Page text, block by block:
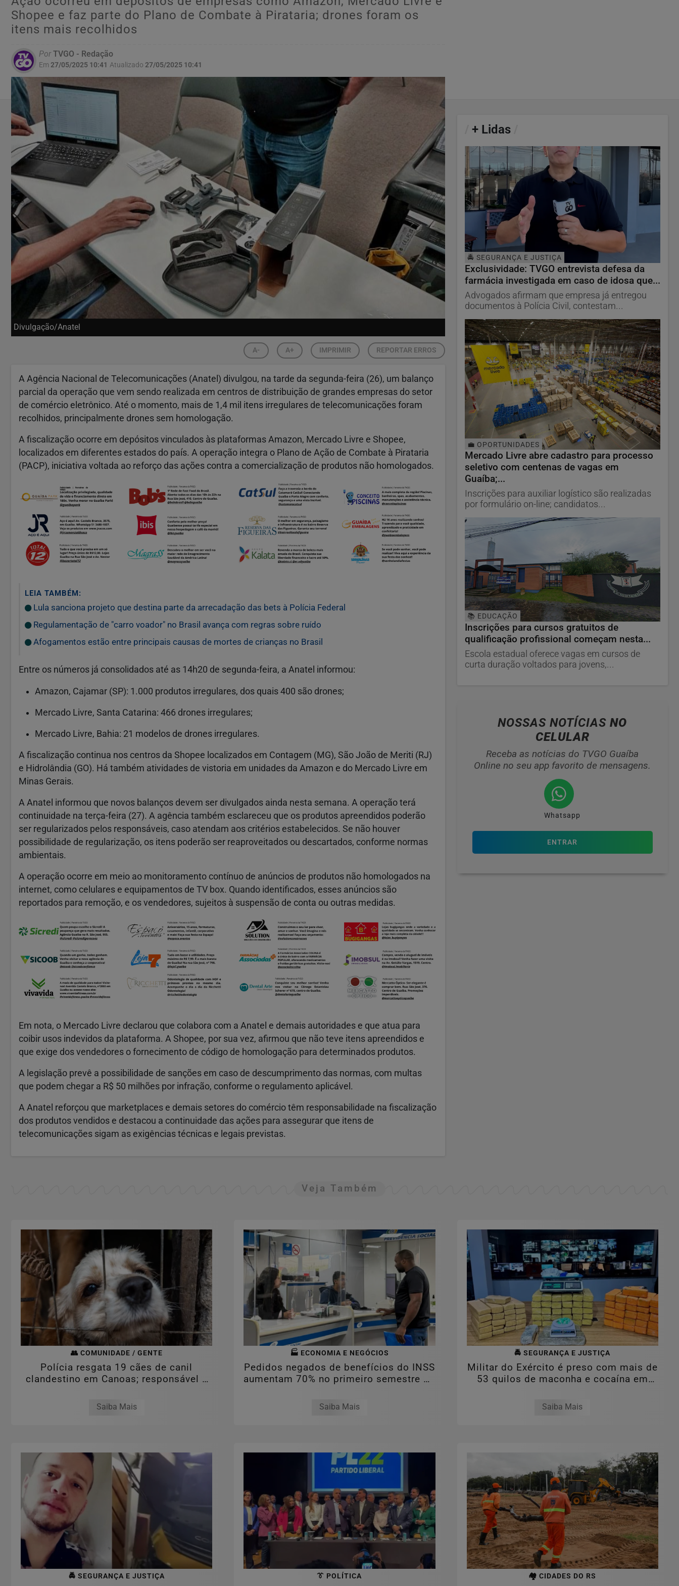
Shopee e faz parte do Plano de Combate à Pirataria; drones foram os
itens mais recolhidos
PorTVGO - Redação
Em 27/05/2025 10:41 Atualizado 27/05/2025 10:41
Divulgação/Anatel
A- A+ IMPRIMIR REPORTAR ERROS
A Agência Nacional de Telecomunicações (Anatel) divulgou, na tarde da segunda-feira (26), um balanço
parcial da operação que vem sendo realizada em centros de distribuição de grandes empresas do setor
de comércio eletrônico. Até o momento, mais de 1,4 mil itens irregulares de telecomunicações foram
recolhidos, principalmente drones sem homologação.
A fiscalização ocorre em depósitos vinculados às plataformas Amazon, Mercado Livre e Shopee,
localizados em diferentes estados do país. A operação integra o Plano de Ação de Combate à Pirataria
(PACP), iniciativa voltada ao reforço das ações contra a comercialização de produtos não homologados.
LEIA TAMBÉM:
Lula sanciona projeto que destina parte da arrecadação das bets à Polícia Federal
Regulamentação de "carro voador" no Brasil avança com regras sobre ruído
Afogamentos estão entre principais causas de mortes de crianças no Brasil
Entre os números já consolidados até as 14h20 de segunda-feira, a Anatel informou:
Amazon, Cajamar (SP): 1.000 produtos irregulares, dos quais 400 são drones;
Mercado Livre, Santa Catarina: 466 drones irregulares;
Mercado Livre, Bahia: 21 modelos de drones irregulares.
A fiscalização continua nos centros da Shopee localizados em Contagem (MG), São João de Meriti (RJ)
e Hidrolândia (GO). Há também atividades de vistoria em unidades da Amazon e do Mercado Livre em
Minas Gerais.
A Anatel informou que novos balanços devem ser divulgados ainda nesta semana. A operação terá
continuidade na terça-feira (27). A agência também esclareceu que os produtos apreendidos poderão
ser regularizados pelos responsáveis, caso atendam aos critérios estabelecidos. Se não houver
possibilidade de regularização, os itens poderão ser reaproveitados ou descartados, conforme normas
ambientais.
A operação ocorre em meio ao monitoramento contínuo de anúncios de produtos não homologados na
internet, como celulares e equipamentos de TV box. Quando identificados, esses anúncios são
reportados para remoção, e os vendedores, sujeitos à suspensão de conta ou outras medidas.
Em nota, o Mercado Livre declarou que colabora com a Anatel e demais autoridades e que atua para
coibir usos indevidos da plataforma. A Shopee, por sua vez, afirmou que não teve itens apreendidos e
que exige dos vendedores o fornecimento de código de homologação para determinados produtos.
A legislação prevê a possibilidade de sanções em caso de descumprimento das normas, com multas
que podem chegar a R$ 50 milhões por infração, conforme o regulamento aplicável.
A Anatel reforçou que marketplaces e demais setores do comércio têm responsabilidade na fiscalização
dos produtos vendidos e destacou a continuidade das ações para assegurar que itens de
telecomunicações sigam as exigências técnicas e legais previstas.
+ Lidas
🚔 SEGURANÇA E JUSTIÇA
Exclusividade: TVGO entrevista defesa da
farmácia investigada em caso de idosa que...
Advogados afirmam que empresa já entregou
documentos à Polícia Civil, contestam...
💼 OPORTUNIDADES
Mercado Livre abre cadastro para processo
seletivo com centenas de vagas em
Guaíba;...
Inscrições para auxiliar logístico são realizadas
por formulário on-line; candidatos...
📚 EDUCAÇÃO
Inscrições para cursos gratuitos de
qualificação profissional começam nesta...
Escola estadual oferece vagas em cursos de
curta duração voltados para jovens,...
NOSSAS NOTÍCIASNO
CELULAR
Receba as notícias do TVGO Guaíba
Online no seu app favorito de mensagens.
Whatsapp
ENTRAR
Veja Também
👥 COMUNIDADE / GENTE
Polícia resgata 19 cães de canil
clandestino em Canoas; responsável é
Saiba Mais
🏭 ECONOMIA E NEGÓCIOS
Pedidos negados de benefícios do INSS
aumentam 70% no primeiro semestre de
Saiba Mais
🚔 SEGURANÇA E JUSTIÇA
Militar do Exército é preso com mais de
53 quilos de maconha e cocaína em
Saiba Mais
🚔 SEGURANÇA E JUSTIÇA 👔 POLÍTICA 🏘️ CIDADES DO RS